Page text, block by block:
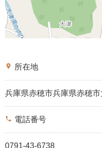
place 所在地
兵庫県赤穂市兵庫県赤穂市
phone 電話番号
0791-43-6738